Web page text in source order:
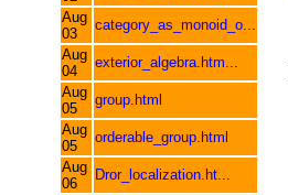
Aug
03
category_as_monoid_o...
Aug
04
exterior_algebra.htm...
Aug
05
group.html
Aug
05
orderable_group.html
Aug
06
Dror_localization.ht...